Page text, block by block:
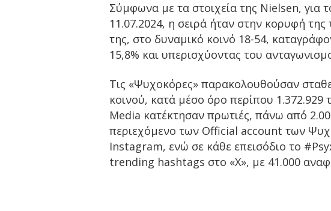
Σύμφωνα με τα στοιχεία της Nielsen, για
11.07.2024, η σειρά ήταν στην κορυφή
της, στο δυναμικό κοινό 18-54,
15,8% και υπερισχύοντας του
Τις «Ψυχοκόρες» παρακολουθούσαν
κοινού, κατά μέσο όρο περίπου 1.372.929
Media κατέκτησαν πρωτιές, πάνω από
περιεχόμενο των Official account των
Instagram, ενώ σε κάθε επεισόδιο το
trending hashtags στο «X», με 41.000